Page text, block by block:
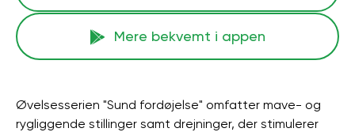
Mere bekvemt i appen
Øvelsesserien "Sund fordøjelse" omfatter mave- og
rygliggende stillinger samt drejninger, der stimulerer